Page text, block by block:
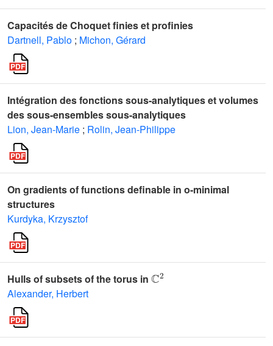
Capacités de Choquet finies et profinies
Dartnell, Pablo ; Michon, Gérard
Intégration des fonctions sous-analytiques et volumes
des sous-ensembles sous-analytiques
Lion, Jean-Marie ; Rolin, Jean-Philippe
On gradients of functions definable in o-minimal
structures
Kurdyka, Krzysztof
Hulls of subsets of the torus in
2
Alexander, Herbert